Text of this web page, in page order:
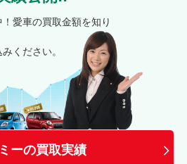
愛車の買取金額を知り
ください。
ーの買取実績